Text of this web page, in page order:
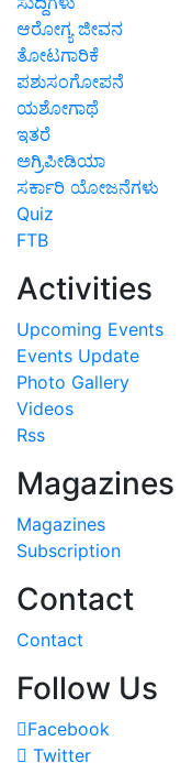
ಆರೋಗ್ಯ ಜೀವನ
ತೋಟಗಾರಿಕೆ
ಪಶುಸಂಗೋಪನೆ
ಯಶೋಗಾಥೆ
ಇತರೆ
ಅಗ್ರಿಪೀಡಿಯಾ
ಸರ್ಕಾರಿ ಯೋಜನೆಗಳು
Quiz
FTB
Activities
Upcoming Events
Events Update
Photo Gallery
Videos
Rss
Magazines
Magazines
Subscription
Contact
Contact
Follow Us
Facebook
Twitter